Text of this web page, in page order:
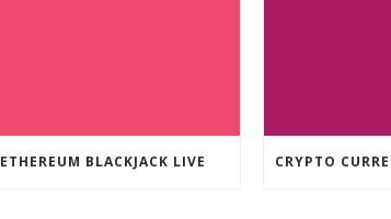
ETHEREUM BLACKJACK LIVE